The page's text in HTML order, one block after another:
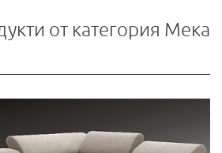
от категория Мека